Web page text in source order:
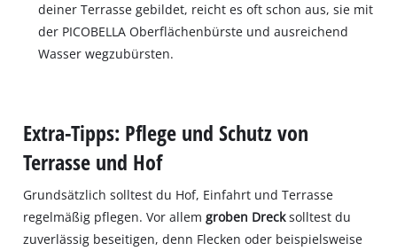
deiner Terrasse gebildet, reicht es oft schon aus, sie mit
der PICOBELLA Oberflächenbürste und ausreichend
Wasser wegzubürsten.
Extra-Tipps: Pflege und Schutz von
Terrasse und Hof
Grundsätzlich solltest du Hof, Einfahrt und Terrasse
regelmäßig pflegen. Vor allemgroben Drecksolltest du
zuverlässig beseitigen, denn Flecken oder beispielsweise